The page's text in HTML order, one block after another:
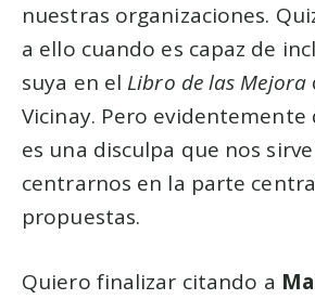
nuestras organizaciones.
a ello cuando es capaz de
suya en el Libro de las Mejora
Vicinay. Pero evidentemente
es una disculpa que nos
centrarnos en la parte
propuestas.
Quiero finalizar citando a